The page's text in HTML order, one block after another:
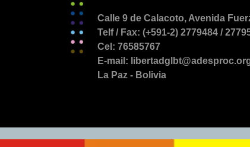
Calle 9 de Calacoto, Avenida
Telf / Fax: (+591-2) 2779484 /
Cel: 76585767
E-mail:
La Paz - Bolivia